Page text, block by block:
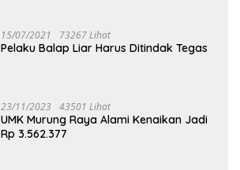
15/07/2021 73267 Lihat
Pelaku Balap Liar Harus Ditindak Tegas
23/11/2023 43501 Lihat
UMK Murung Raya Alami Kenaikan Jadi
Rp 3.562.377